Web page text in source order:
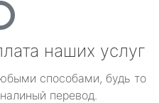
наших услуг
способами, будь то
перевод.